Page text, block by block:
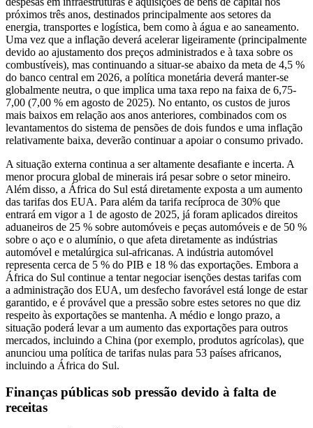
próximos três anos, destinados principalmente aos setores da
energia, transportes e logística, bem como à água e ao saneamento.
Uma vez que a inflação deverá acelerar ligeiramente (principalmente
devido ao ajustamento dos preços administrados e à taxa sobre os
combustíveis), mas continuando a situar-se abaixo da meta de 4,5 %
do banco central em 2026, a política monetária deverá manter-se
globalmente neutra, o que implica uma taxa repo na faixa de 6,75-
7,00 (7,00 % em agosto de 2025). No entanto, os custos de juros
mais baixos em relação aos anos anteriores, combinados com os
levantamentos do sistema de pensões de dois fundos e uma inflação
relativamente baixa, deverão continuar a apoiar o consumo privado.
A situação externa continua a ser altamente desafiante e incerta. A
menor procura global de minerais irá pesar sobre o setor mineiro.
Além disso, a África do Sul está diretamente exposta a um aumento
das tarifas dos EUA. Para além da tarifa recíproca de 30% que
entrará em vigor a 1 de agosto de 2025, já foram aplicados direitos
aduaneiros de 25 % sobre automóveis e peças automóveis e de 50 %
sobre o aço e o alumínio, o que afeta diretamente as indústrias
automóvel e metalúrgica sul-africanas. A indústria automóvel
representa cerca de 5 % do PIB e 18 % das exportações. Embora a
África do Sul continue a tentar negociar isenções destas tarifas com
a administração dos EUA, um desfecho favorável está longe de estar
garantido, e é provável que a pressão sobre estes setores no que diz
respeito às exportações se mantenha. A médio e longo prazo, a
situação poderá levar a um aumento das exportações para outros
mercados, incluindo a China (por exemplo, produtos agrícolas), que
anunciou uma política de tarifas nulas para 53 países africanos,
incluindo a África do Sul.
Finanças públicas sob pressão devido à falta de
receitas